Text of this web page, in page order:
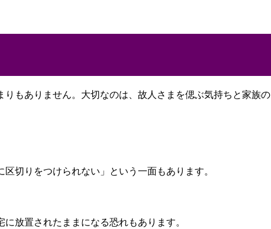
もありません。大切なのは、故人さまを偲ぶ気持ちと家族の
切りをつけられない」という一面もあります。
放置されたままになる恐れもあります。